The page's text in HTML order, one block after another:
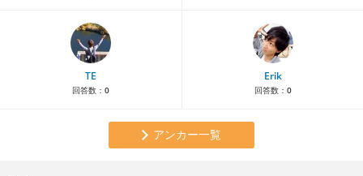
TE
回答数： 0
Erik
回答数： 0
アンカー一覧